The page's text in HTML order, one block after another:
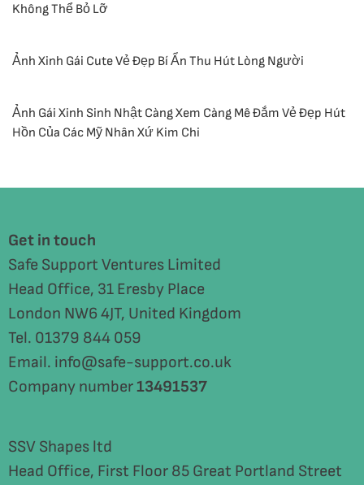
Không Thể Bỏ Lỡ
Ảnh Xinh Gái Cute Vẻ Đẹp Bí Ẩn Thu Hút Lòng Người
Ảnh Gái Xinh Sinh Nhật Càng Xem Càng Mê Đắm Vẻ Đẹp Hút
Hồn Của Các Mỹ Nhân Xứ Kim Chi
Get in touch
Safe Support Ventures Limited
Head Office, 31 Eresby Place
London NW6 4JT, United Kingdom
Tel. 01379 844 059
Email. info@safe-support.co.uk
Company number13491537
SSV Shapes ltd
Head Office, First Floor 85 Great Portland Street